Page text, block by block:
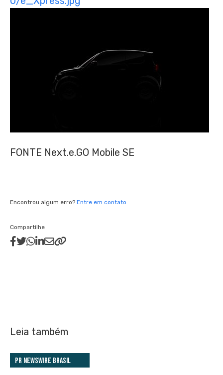
FONTE Next.e.GO Mobile SE
Encontrou algum erro? Entre em contato
Compartilhe
Leia também
PR Newswire Brasil